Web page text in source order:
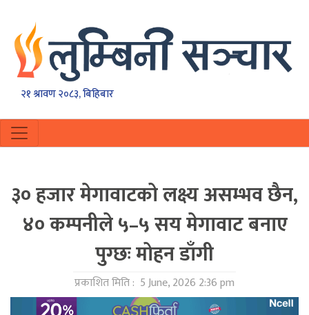
२१ श्रावण २०८३, बिहिबार
३० हजार मेगावाटको लक्ष्य असम्भव छैन,
४० कम्पनीले ५–५ सय मेगावाट बनाए
पुग्छः मोहन डाँगी
प्रकाशित मिति : 5 June, 2026 2:36 pm